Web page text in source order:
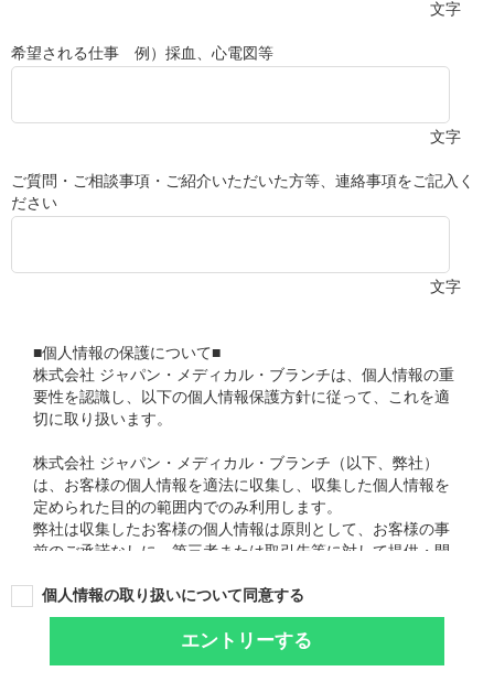
文字
希望される仕事 例）採血、心電図等
文字
ご質問・ご相談事項・ご紹介いただいた方等、連絡事項をご記入く
ださい
文字
■個人情報の保護について■
株式会社 ジャパン・メディカル・ブランチは、個人情報の重
要性を認識し、以下の個人情報保護方針に従って、これを適
切に取り扱います。
株式会社 ジャパン・メディカル・ブランチ（以下、弊社）
は、お客様の個人情報を適法に収集し、収集した個人情報を
定められた目的の範囲内でのみ利用します。
弊社は収集したお客様の個人情報は原則として、お客様の事
前のご承諾なしに、第三者または取引先等に対して提供・開
弊社は収集した個人情報の紛失・破壊・改ざん・漏洩等が生
じないよう、最善の対策を講じます。
弊社は個人情報保護法等関連法令やガイドラインを遵守し、
個人情報の取り扱いについて同意する
エントリーする